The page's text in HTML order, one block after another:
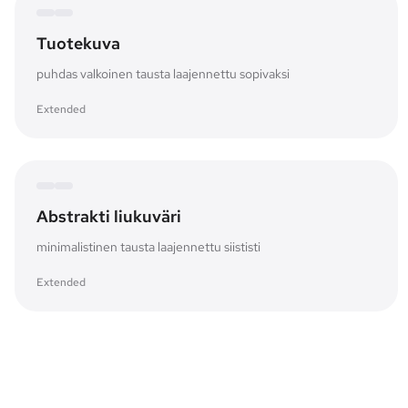
Tuotekuva
puhdas valkoinen tausta laajennettu sopivaksi
Extended
Abstrakti liukuväri
minimalistinen tausta laajennettu siististi
Extended